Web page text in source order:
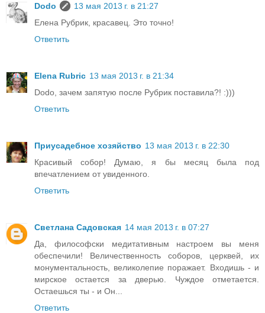
Dodo
13 мая 2013 г. в 21:27
Елена Рубрик, красавец. Это точно!
Ответить
Elena Rubric 13 мая 2013 г. в 21:34
Dodo, зачем запятую после Рубрик поставила?! :)))
Ответить
Приусадебное хозяйство 13 мая 2013 г. в 22:30
Красивый собор! Думаю, я бы месяц была под
впечатлением от увиденного.
Ответить
Светлана Садовская 14 мая 2013 г. в 07:27
Да, философски медитативным настроем вы меня
обеспечили! Величественность соборов, церквей, их
монументальность, великолепие поражает. Входишь - и
мирское остается за дверью. Чуждое отметается.
Остаешься ты - и Он...
Ответить